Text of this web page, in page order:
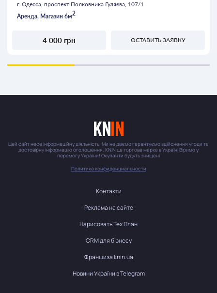
г. Одесса, проспект Полковника Гуляєва, 107/1
Аренда, Магазин 6м2
4 000 грн ОСТАВИТЬ ЗАЯВКУ
Цей сайт несе інформаційну діяльність. Ми не даємо гарантуємо здійснення угоди та
достовірну інформацію оголошення. KNIN це торгова марка в Україні Віримо у
перемогу України! Окупанти будуть знищені
Политика конфиденциальности
Контакти
Реклама на сайте
Нарисовать Тех План
CRM для бізнесу
Франшиза knin.ua
Новини України в Telegram